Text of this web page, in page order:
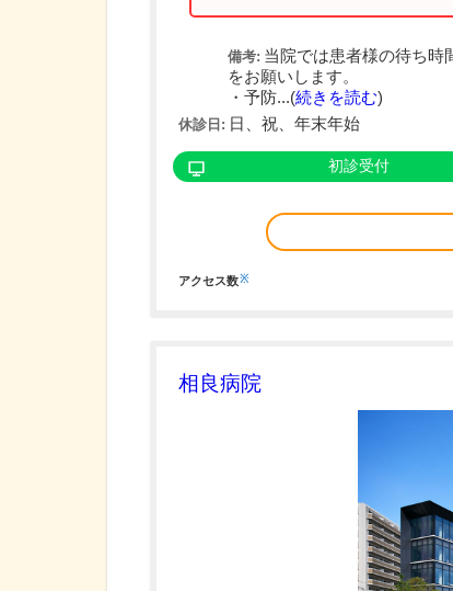
備考: 当院では患者様の待ち時
をお願いします。
・予防...(続きを読む)
休診日: 日、祝、年末年始
初診受付
アクセス数※
相良病院